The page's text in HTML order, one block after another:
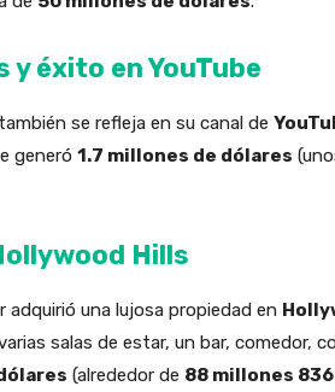
éxito en YouTube
se refleja en su canal de
generó 1.7 millones de dólares
Hills
adquirió una lujosa propiedad en
salas de estar, un bar, comedor,
(alrededor de 88 millones